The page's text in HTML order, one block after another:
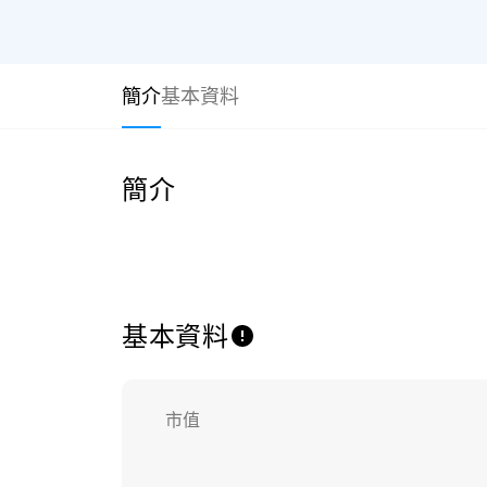
簡介基本資料
簡介
基本資料
市值